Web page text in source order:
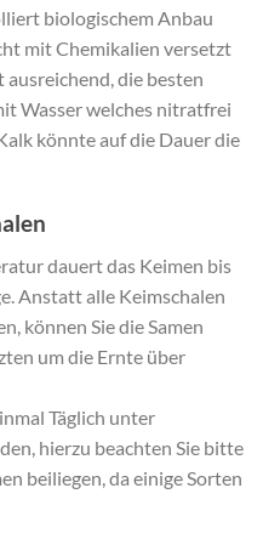
biologischem Anbau
mit Chemikalien versetzt
die besten
Wasser welches nitratfrei
könnte auf die Dauer die
dauert das Keimen bis
Anstatt alle Keimschalen
können Sie die Samen
um die Ernte über
Täglich unter
hierzu beachten Sie bitte
beiliegen, da einige Sorten